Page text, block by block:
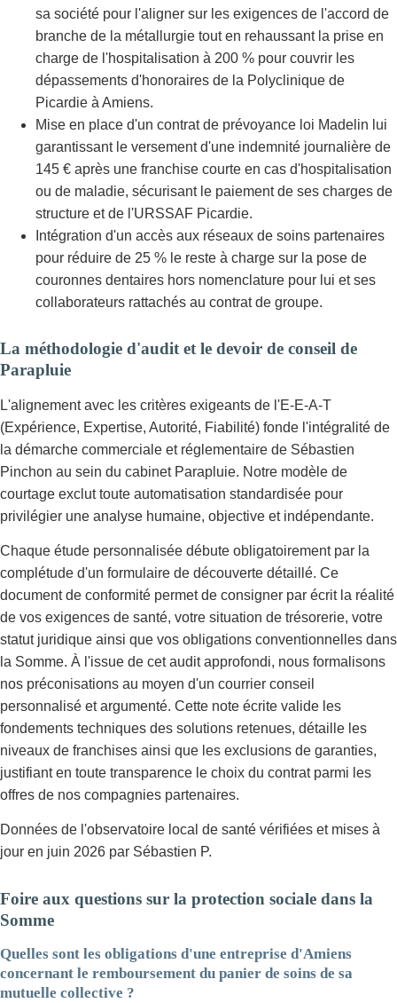
sa société pour l'aligner sur les exigences de l'accord de
branche de la métallurgie tout en rehaussant la prise en
charge de l'hospitalisation à 200 % pour couvrir les
dépassements d'honoraires de la Polyclinique de
Picardie à Amiens.
Mise en place d'un contrat de prévoyance loi Madelin lui
garantissant le versement d'une indemnité journalière de
145 € après une franchise courte en cas d'hospitalisation
ou de maladie, sécurisant le paiement de ses charges de
structure et de l'URSSAF Picardie.
Intégration d'un accès aux réseaux de soins partenaires
pour réduire de 25 % le reste à charge sur la pose de
couronnes dentaires hors nomenclature pour lui et ses
collaborateurs rattachés au contrat de groupe.
La méthodologie d'audit et le devoir de conseil de
Parapluie
L'alignement avec les critères exigeants de l'E-E-A-T
(Expérience, Expertise, Autorité, Fiabilité) fonde l'intégralité de
la démarche commerciale et réglementaire de Sébastien
Pinchon au sein du cabinet Parapluie. Notre modèle de
courtage exclut toute automatisation standardisée pour
privilégier une analyse humaine, objective et indépendante.
Chaque étude personnalisée débute obligatoirement par la
complétude d'un formulaire de découverte détaillé. Ce
document de conformité permet de consigner par écrit la réalité
de vos exigences de santé, votre situation de trésorerie, votre
statut juridique ainsi que vos obligations conventionnelles dans
la Somme. À l'issue de cet audit approfondi, nous formalisons
nos préconisations au moyen d'un courrier conseil
personnalisé et argumenté. Cette note écrite valide les
fondements techniques des solutions retenues, détaille les
niveaux de franchises ainsi que les exclusions de garanties,
justifiant en toute transparence le choix du contrat parmi les
offres de nos compagnies partenaires.
Données de l'observatoire local de santé vérifiées et mises à
jour en juin 2026 par Sébastien P.
Foire aux questions sur la protection sociale dans la
Somme
Quelles sont les obligations d'une entreprise d'Amiens
concernant le remboursement du panier de soins de sa
mutuelle collective ?